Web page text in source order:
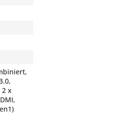
2 x